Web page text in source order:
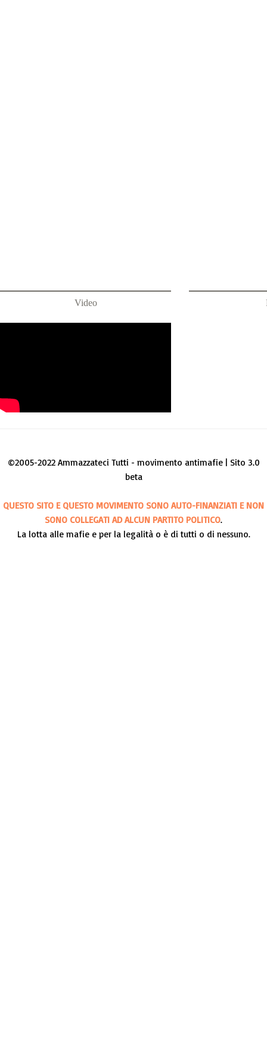
Video
©2005-2022 Ammazzateci Tutti - movimento antimafie | Sito 3.0
beta
QUESTO SITO E QUESTO MOVIMENTO SONO AUTO-FINANZIATI E NON
SONO COLLEGATI AD ALCUN PARTITO POLITICO.
La lotta alle mafie e per la legalità o è di tutti o di nessuno.